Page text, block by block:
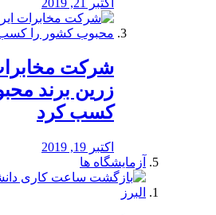
اکتبر 21, 2019
شرکت
زرین برند
کسب کرد
اکتبر 19, 2019
آزمایشگاه ها